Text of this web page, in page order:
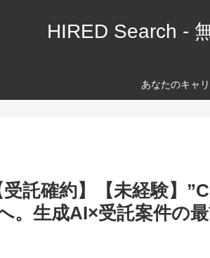
HIRED Search -
あなたのキャ
受託確約】【未経験】
。生成AI×受託案件の